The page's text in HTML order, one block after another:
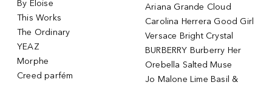
By Eloise
This Works
The Ordinary
YEAZ
Morphe
Creed parfém
Ariana Grande Cloud
Carolina Herrera Good Girl
Versace Bright Crystal
BURBERRY Burberry Her
Orebella Salted Muse
Jo Malone Lime Basil &